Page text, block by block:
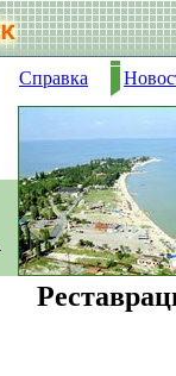
Справка